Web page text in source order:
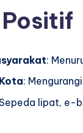
:
:
lipat, e-